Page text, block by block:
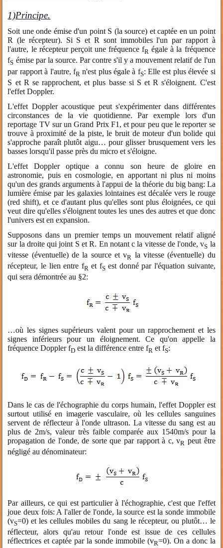
1)Principe.
Soit une onde émise d'un point S (la source) et captée en un point
R (le récepteur). Si S et R sont immobiles l'un par rapport à
l'autre, le récepteur perçoit une fréquence fR égale à la fréquence
fS émise par la source. Par contre s'il y a mouvement relatif de l'un
par rapport à l'autre, fR n'est plus égale à fS: Elle est plus élevée si
S et R se rapprochent, et plus basse si S et R s'éloignent. C'est
l'effet Doppler.
L'effet Doppler acoustique peut s'expérimenter dans différentes
circonstances de la vie quotidienne. Par exemple lors d'un
reportage TV sur un Grand Prix F1, et pour peu que le reporter se
trouve à proximité de la piste, le bruit de moteur d'un bolide qui
s'approche paraît plutôt aigu… pour glisser brusquement vers les
basses lorsqu'il passe près du micro et s'éloigne.
L'effet Doppler optique a connu son heure de gloire en
astronomie, puis en cosmologie, en apportant ni plus ni moins
qu'un des grands arguments à l'appui de la théorie du big bang: La
lumière émise par les galaxies lointaines est décalée vers le rouge
(red shift), et ce d'autant plus qu'elles sont plus éloignées, ce qui
veut dire qu'elles s'éloignent toutes les unes des autres et que donc
l'univers est en expansion.
Supposons dans un premier temps un mouvement relatif aligné
sur la droite qui joint S et R. En notant c la vitesse de l'onde, vS la
vitesse (éventuelle) de la source et vR la vitesse (éventuelle) du
récepteur, le lien entre fR et fS est donné par l'équation suivante,
qui sera démontrée au §2:
…où les signes supérieurs valent pour un rapprochement et les
signes inférieurs pour un éloignement. Ce qu'on appelle la
fréquence Doppler fD est la différence entre fR et fS:
Dans le cas de l'échographie du corps humain, l'effet Doppler est
surtout utilisé en imagerie vasculaire, où les cellules sanguines
servent de réflecteur à l'onde ultrason. La vitesse du sang est au
plus de 2m/s, valeur très faible comparée aux 1540m/s pour la
propagation de l'onde, de sorte que par rapport à c, vR peut être
négligé au dénominateur:
Par ailleurs, ce qui est particulier à l'échographie, c'est que l'effet
joue deux fois: A l'aller de l'onde, la source est la sonde immobile
(vS=0) et les cellules mobiles du sang le récepteur, ou plutôt… le
réflecteur, alors qu'au retour l'onde est issue de ces cellules
réflectrices et captée par la sonde immobile (vR=0). On a donc la